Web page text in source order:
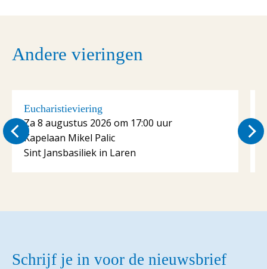
Andere vieringen
Eucharistieviering
Za 8 augustus 2026 om 17:00 uur
Kapelaan Mikel Palic
Sint Jansbasiliek in Laren
Schrijf je in voor de nieuwsbrief